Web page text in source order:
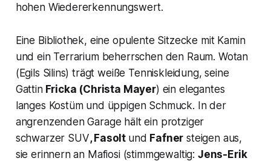
hohen Wiedererkennungswert.
Eine Bibliothek, eine opulente Sitzecke mit Kamin
und ein Terrarium beherrschen den Raum. Wotan
(Egils Silins) trägt weiße Tenniskleidung, seine
GattinFricka (Christa Mayer) ein elegantes
langes Kostüm und üppigen Schmuck. In der
angrenzenden Garage hält ein protziger
schwarzer SUV, Fasolt und Fafner steigen aus,
sie erinnern an Mafiosi (stimmgewaltig: Jens-Erik